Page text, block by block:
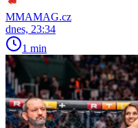
MMAMAG.cz
dnes, 23:34
1 min